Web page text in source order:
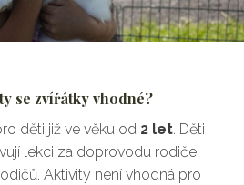
se zvířátky vhodné?
děti již ve věku od 2 let. Děti
lekci za doprovodu rodiče,
Aktivity není vhodná pro